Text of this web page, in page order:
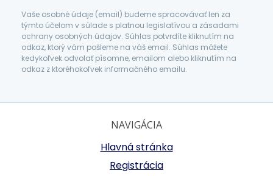
Vaše osobné údaje (email) budeme spracovávať len za
týmto účelom v súlade s platnou legislatívou a zásadami
ochrany osobných údajov. Súhlas potvrdíte kliknutím na
odkaz, ktorý vám pošleme na váš email. Súhlas môžete
kedykoľvek odvolať písomne, emailom alebo kliknutím na
odkaz z ktoréhokoľvek informačného emailu.
NAVIGÁCIA
Hlavná stránka
Registrácia